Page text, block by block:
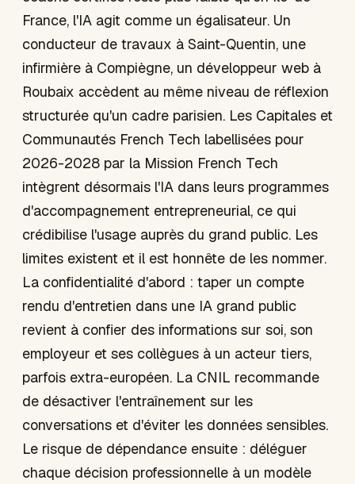
France, l'IA agit comme un égalisateur. Un
conducteur de travaux à Saint-Quentin, une
infirmière à Compiègne, un développeur web à
Roubaix accèdent au même niveau de réflexion
structurée qu'un cadre parisien. Les Capitales et
Communautés French Tech labellisées pour
2026-2028 par la Mission French Tech
intègrent désormais l'IA dans leurs programmes
d'accompagnement entrepreneurial, ce qui
crédibilise l'usage auprès du grand public. Les
limites existent et il est honnête de les nommer.
La confidentialité d'abord : taper un compte
rendu d'entretien dans une IA grand public
revient à confier des informations sur soi, son
employeur et ses collègues à un acteur tiers,
parfois extra-européen. La CNIL recommande
de désactiver l'entraînement sur les
conversations et d'éviter les données sensibles.
Le risque de dépendance ensuite : déléguer
chaque décision professionnelle à un modèle